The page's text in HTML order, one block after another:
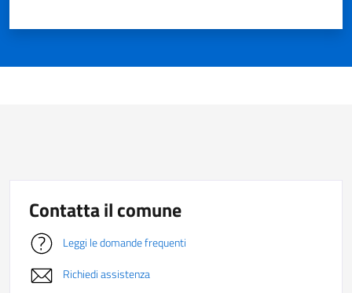
Contatta il comune
Leggi le domande frequenti
Richiedi assistenza